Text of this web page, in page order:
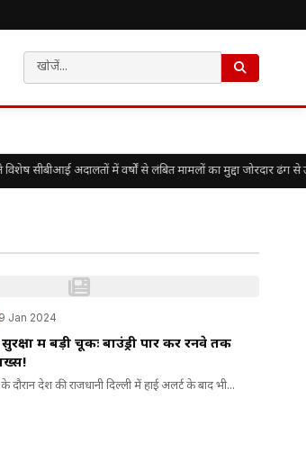
सीबीआई अदालतों में वर्षों से लंबित मामलों का मुद्दा जोरदार ढंग से
Jan 2024
सुरक्षा में बड़ी चूकः बाउंड्री पार कर रनवे तक
दौरान देश की राजधानी दिल्ली में हाई अलर्ट के बाद भी...